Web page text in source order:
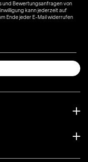
und Bewertungsanfragen von
kann jederzeit auf
Ende jeder E-Mail widerrufen